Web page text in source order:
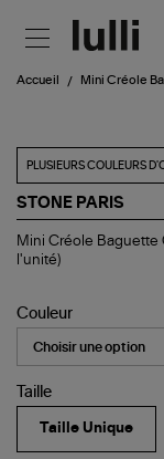
Accueil Mini Créole
PLUSIEURS COULEURS
STONE PARIS
Mini
Créole
Diamants
(vendue
Mini Créole Baguette
l'unité)
Couleur
Taille
Taille Unique